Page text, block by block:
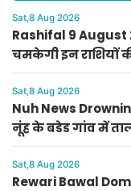
Sat,8 Aug 2026
Rashifal 9 August
चमकेगी इन राशियों
राशिफल
Sat,8 Aug 2026
Nuh News
नूंह के बडेड गांव में
Sat,8 Aug 2026
Rewari Bawal